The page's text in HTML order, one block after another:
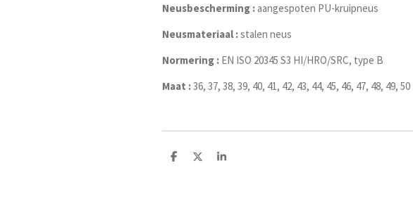
Neusbescherming : aangespoten PU-kruipneus
Neusmateriaal :stalen neus
Normering : EN ISO 20345 S3 HI/HRO/SRC, type B
Maat :36, 37, 38, 39, 40, 41, 42, 43, 44, 45, 46, 47, 48, 49, 50
D
D
S